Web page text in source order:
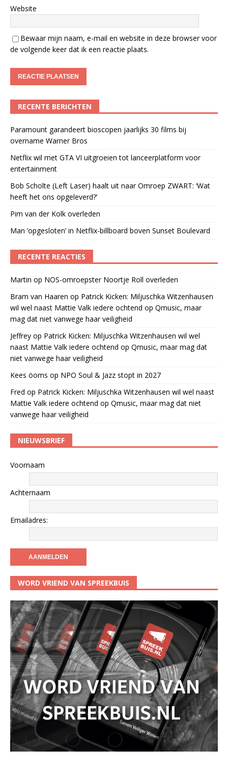
Website
Bewaar mijn naam, e-mail en website in deze browser voor
de volgende keer dat ik een reactie plaats.
RECENTE BERICHTEN
Paramount garandeert bioscopen jaarlijks 30 films bij
overname Warner Bros
Netflix wil met GTA VI uitgroeien tot lanceerplatform voor
entertainment
Bob Scholte (Left Laser) haalt uit naar Omroep ZWART: ‘Wat
heeft het ons opgeleverd?’
Pim van der Kolk overleden
Man ‘opgesloten’ in Netflix-billboard boven Sunset Boulevard
RECENTE REACTIES
Martin op NOS-omroepster Noortje Roll overleden
Bram van Haaren op Patrick Kicken: Miljuschka Witzenhausen
wil wel naast Mattie Valk iedere ochtend op Qmusic, maar
mag dat niet vanwege haar veiligheid
Jeffrey op Patrick Kicken: Miljuschka Witzenhausen wil wel
naast Mattie Valk iedere ochtend op Qmusic, maar mag dat
niet vanwege haar veiligheid
Kees öoms op NPO Soul & Jazz stopt in 2027
Fred op Patrick Kicken: Miljuschka Witzenhausen wil wel naast
Mattie Valk iedere ochtend op Qmusic, maar mag dat niet
vanwege haar veiligheid
NIEUWSBRIEF
Voornaam
Achternaam
Emailadres:
WORD VRIEND VAN SPREEKBUIS